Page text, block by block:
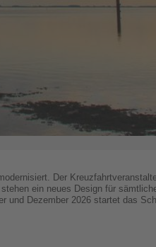
Der
ein neues Design für
und Dezember 2026 startet das